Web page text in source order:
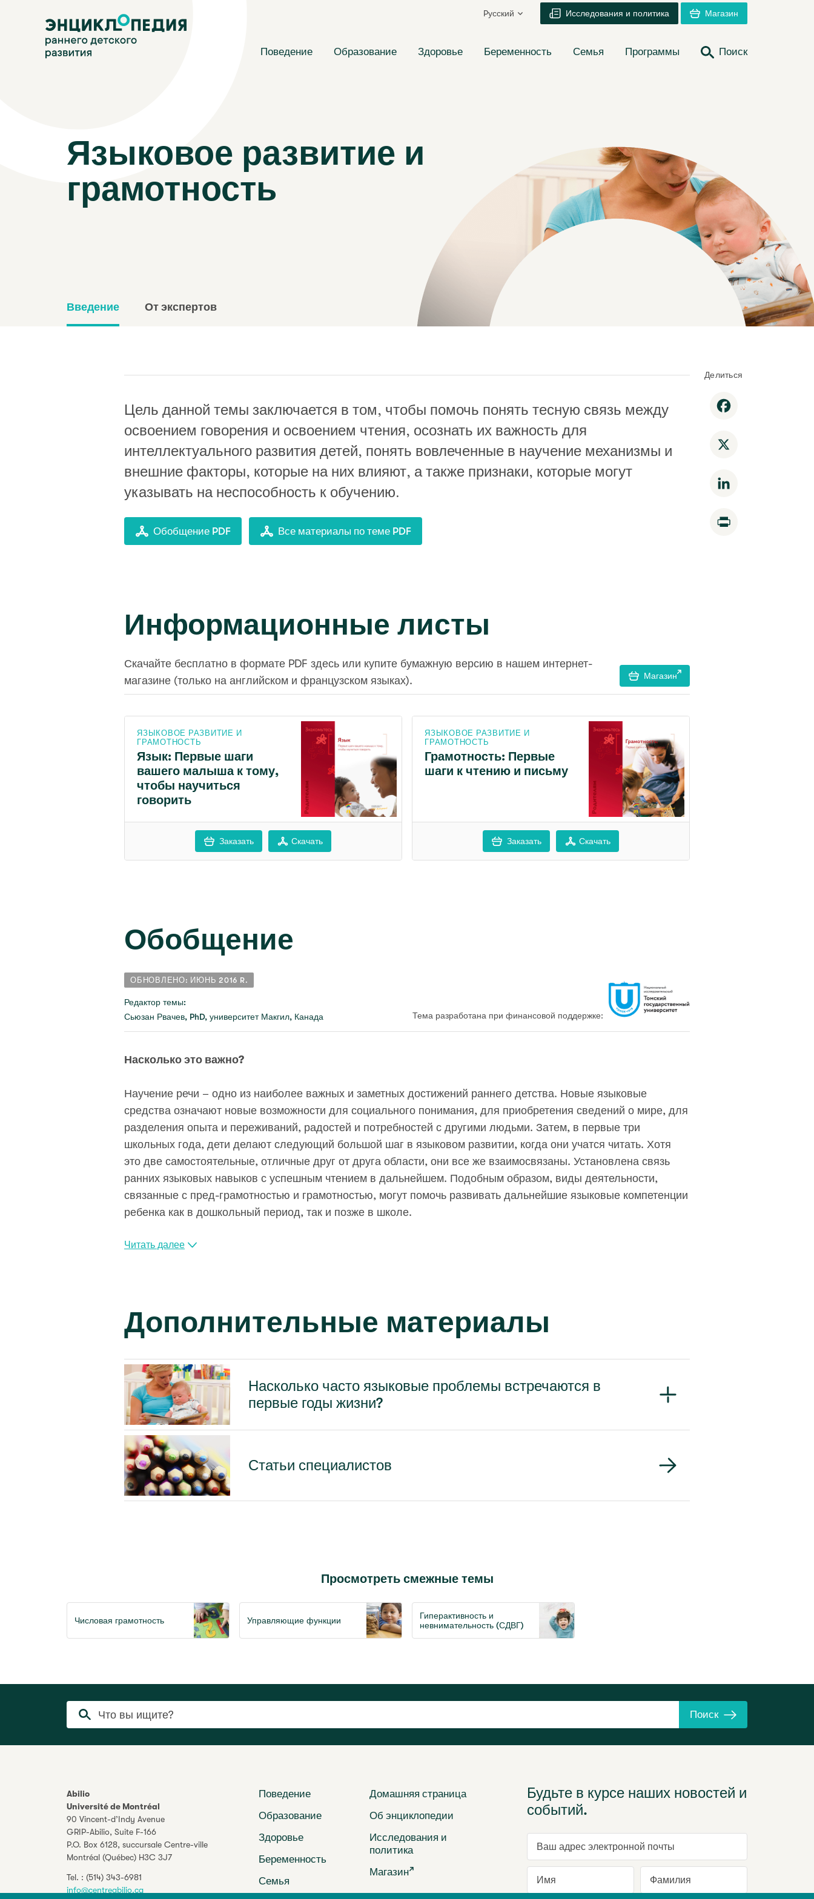
основному
содержанию
Энциклопедия раннего детского развития
Pусский Исследования и политика Магазин
Поведение Образование Здоровье Беременность Семья Программы Поиск
Языковое развитие и
грамотность
Введение От экспертов
Цель данной темы заключается в том, чтобы помочь понять тесную связь между
освоением говорения и освоением чтения, осознать их важность для
интеллектуального развития детей, понять вовлеченные в научение механизмы и
внешние факторы, которые на них влияют, а также признаки, которые могут
указывать на неспособность к обучению.
Обобщение PDF Все материалы по теме PDF
Информационные листы
Скачайте бесплатно в формате PDF здесь или купите бумажную версию в нашем интернет-
магазине (только на английском и французском языках).
Магазин
ЯЗЫКОВОЕ РАЗВИТИЕ И
ГРАМОТНОСТЬ
Язык: Первые шаги
вашего малыша к тому,
чтобы научиться
говорить
Заказать Скачать
ЯЗЫКОВОЕ РАЗВИТИЕ И
ГРАМОТНОСТЬ
Грамотность: Первые
шаги к чтению и письму
Заказать Скачать
Обобщение
ОБНОВЛЕНО: ИЮНЬ 2016 R.
Редактор темы:
Сьюзан Рвачев, PhD, университет Макгил, Канада
Тема разработана при финансовой поддержке:
Насколько это важно?
Научение речи – одно из наиболее важных и заметных достижений раннего детства. Новые языковые
средства означают новые возможности для социального понимания, для приобретения сведений о мире, для
разделения опыта и переживаний, радостей и потребностей с другими людьми. Затем, в первые три
школьных года, дети делают следующий большой шаг в языковом развитии, когда они учатся читать. Хотя
это две самостоятельные, отличные друг от друга области, они все же взаимосвязаны. Установлена связь
ранних языковых навыков с успешным чтением в дальнейшем. Подобным образом, виды деятельности,
связанные с пред-грамотностью и грамотностью, могут помочь развивать дальнейшие языковые компетенции
ребенка как в дошкольный период, так и позже в школе.
Читать далее
Дополнительные материалы
Насколько часто языковые проблемы встречаются в
первые годы жизни?
Статьи специалистов
Делиться
Facebook
Просмотреть смежные темы
Числовая грамотность Управляющие функции
Гиперактивность и
невнимательность (СДВГ)
Что вы ищите?
Поиск
Abilio
Université de Montréal
90 Vincent-d’Indy Avenue
GRIP-Abilio, Suite F-166
P.O. Box 6128, succursale Centre-ville
Montréal (Québec) H3C 3J7
Tel. : (514) 343-6981
info@centreabilio.ca
Поведение
Образование
Здоровье
Беременность
Семья
Домашняя страница
Об энциклопедии
Исследования и
политика
Магазин
Будьте в курсе наших новостей и
событий.
Ваш адрес электронной почты
Имя Фамилия